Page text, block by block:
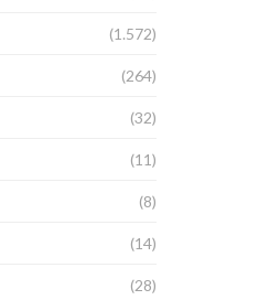
(1.572)
(264)
(32)
(11)
(8)
(14)
(28)